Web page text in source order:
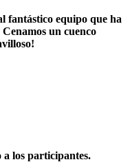
fantástico equipo que ha
un cuenco
los participantes.